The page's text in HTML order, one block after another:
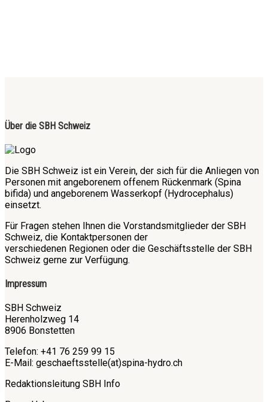
Über die SBH Schweiz
Die SBH Schweiz ist ein Verein, der sich für die Anliegen von
Personen mit angeborenem offenem Rückenmark (Spina
bifida) und angeborenem Wasserkopf (Hydrocephalus)
einsetzt.
Für Fragen stehen Ihnen die Vorstandsmitglieder der SBH
Schweiz, die Kontaktpersonen der
verschiedenen Regionen oder die Geschäftsstelle der SBH
Schweiz gerne zur Verfügung.
Impressum
SBH Schweiz
Herenholzweg 14
8906 Bonstetten
Telefon: +41 76 259 99 15
E-Mail: geschaeftsstelle(at)spina-hydro.ch
Redaktionsleitung SBH Info